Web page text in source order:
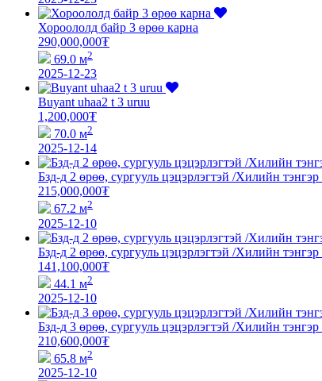
Хороололд байр 3 өрөө карна
290,000,000₮
69.0 м2
2025-12-23
Buyant uhaa2 t 3 uruu
1,200,000₮
70.0 м2
2025-12-14
Бзд-д 2 өрөө, сургууль цэцэрлэгтэй /Хилийн тэнгэр
215,000,000₮
67.2 м2
2025-12-10
Бзд-д 2 өрөө, сургууль цэцэрлэгтэй /Хилийн тэнгэр
141,100,000₮
44.1 м2
2025-12-10
Бзд-д 3 өрөө, сургууль цэцэрлэгтэй /Хилийн
210,600,000₮
65.8 м2
2025-12-10